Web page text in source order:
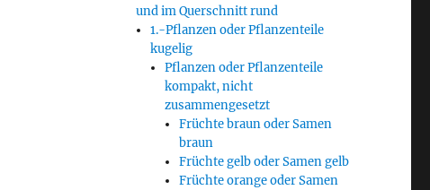
und im Querschnitt rund
1.-Pflanzen oder Pflanzenteile
kugelig
Pflanzen oder Pflanzenteile
kompakt, nicht
zusammengesetzt
Früchte braun oder Samen
braun
Früchte gelb oder Samen gelb
Früchte orange oder Samen